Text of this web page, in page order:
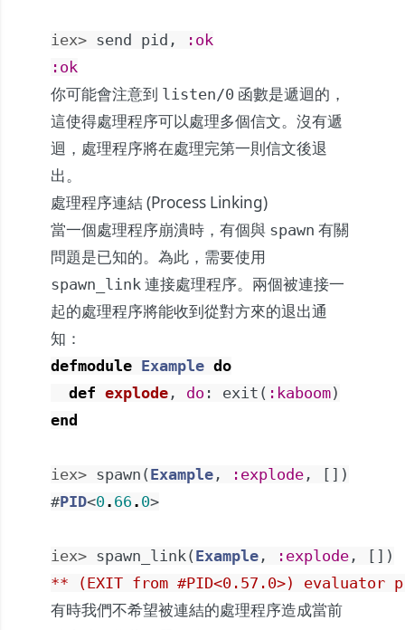
iex> send pid ,
:ok
:ok
你可能會注意到 listen/0 函數是遞迴的，
這使得處理程序可以處理多個信文。沒有遞
迴，處理程序將在處理完第一則信文後退
出。
處理程序連結 (Process Linking)
當一個處理程序崩潰時，有個與 spawn 有關
問題是已知的。為此，需要使用
spawn_link 連接處理程序。兩個被連接一
起的處理程序將能收到從對方來的退出通
知：
defmodule Example do
def explode , do : exit ( :kaboom)
end
iex> spawn ( Example , :explode , [ ] )
#PID<0. 66 . 0>
iex> spawn_link( Example , :explode , [ ] )
** (EXIT from #PID<0.57.0>) evaluator
有時我們不希望被連結的處理程序造成當前